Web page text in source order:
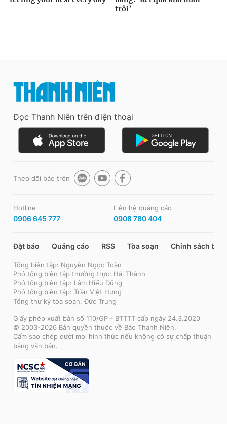
Đọc Thanh Niên trên điện thoại
Theo dõi báo trên
Hotline
0906 645 777
Liên hệ quảng cáo
0908 780 404
Đặt báo Quảng cáo RSS Tòa soạn Chính sách bảo
Tổng biên tập: Nguyễn Ngọc Toàn
Phó tổng biên tập thường trực: Hải Thành
Phó tổng biên tập: Lâm Hiếu Dũng
Phó tổng biên tập: Trần Việt Hưng
Tổng thư ký tòa soạn: Đức Trung
Giấy phép xuất bản số 110/GP - BTTTT cấp ngày 24.3.2020
© 2003-2026 Bản quyền thuộc về Báo Thanh Niên.
Cấm sao chép dưới mọi hình thức nếu không có sự chấp thuận
bằng văn bản.